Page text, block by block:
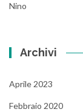
Nino
Archivi
Aprile 2023
Febbraio 2020